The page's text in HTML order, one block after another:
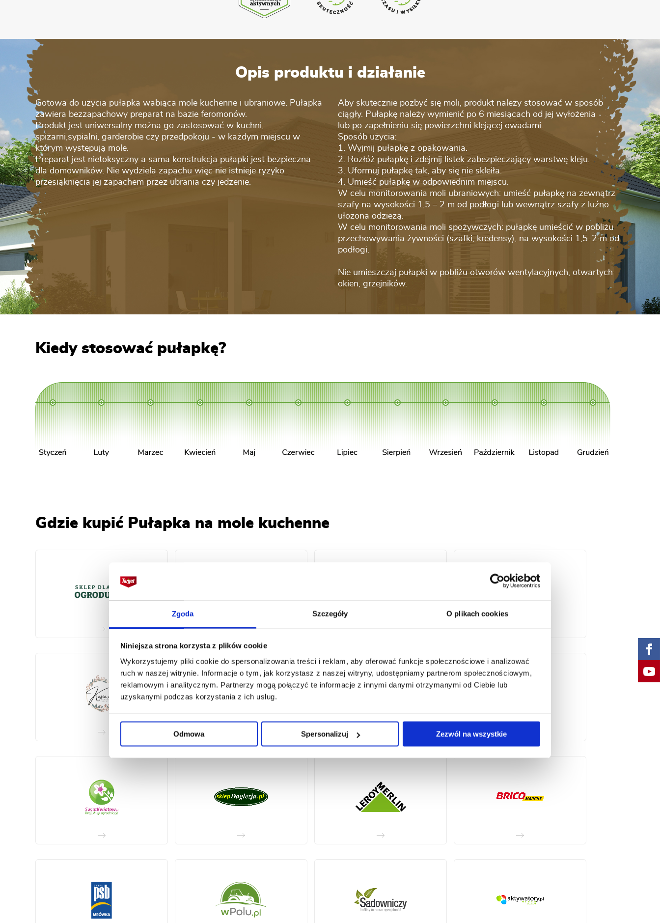
Zgoda Szczegóły O plikach cookies
Niniejsza strona korzysta z plików cookie
Wykorzystujemy pliki cookie do spersonalizowania treści i reklam, aby oferować funkcje społecznościowe i analizować
ruch w naszej witrynie. Informacje o tym, jak korzystasz z naszej witryny, udostępniamy partnerom społecznościowym,
reklamowym i analitycznym. Partnerzy mogą połączyć te informacje z innymi danymi otrzymanymi od Ciebie lub
uzyskanymi podczas korzystania z ich usług.
Odmowa Spersonalizuj Zezwól na wszystkie
Opis produktu i działanie
Gotowa do użycia pułapka wabiąca mole kuchenne i ubraniowe. Pułapka
zawiera bezzapachowy preparat na bazie feromonów.
Produkt jest uniwersalny można go zastosować w kuchni,
spiżarni,sypialni, garderobie czy przedpokoju - w każdym miejscu w
którym występują mole.
Preparat jest nietoksyczny a sama konstrukcja pułapki jest bezpieczna
dla domowników. Nie wydziela zapachu więc nie istnieje ryzyko
przesiąknięcia jej zapachem przez ubrania czy jedzenie.
Aby skutecznie pozbyć się moli, produkt należy stosować w sposób
ciągły. Pułapkę należy wymienić po 6 miesiącach od jej wyłożenia
lub po zapełnieniu się powierzchni klejącej owadami.
Sposób użycia:
1. Wyjmij pułapkę z opakowania.
2. Rozłóż pułapkę i zdejmij listek zabezpieczający warstwę kleju.
3. Uformuj pułapkę tak, aby się nie skleiła.
4. Umieść pułapkę w odpowiednim miejscu.
W celu monitorowania moli ubraniowych: umieść pułapkę na zewnątrz
szafy na wysokości 1,5 – 2 m od podłogi lub wewnątrz szafy z luźno
ułożona odzieżą.
W celu monitorowania moli spożywczych: pułapkę umieścić w pobliżu
przechowywania żywności (szafki, kredensy), na wysokości 1,5-2 m od
podłogi.
Nie umieszczaj pułapki w pobliżu otworów wentylacyjnych, otwartych
okien, grzejników.
Kiedy stosować pułapkę?
Gdzie kupić Pułapka na mole kuchenne